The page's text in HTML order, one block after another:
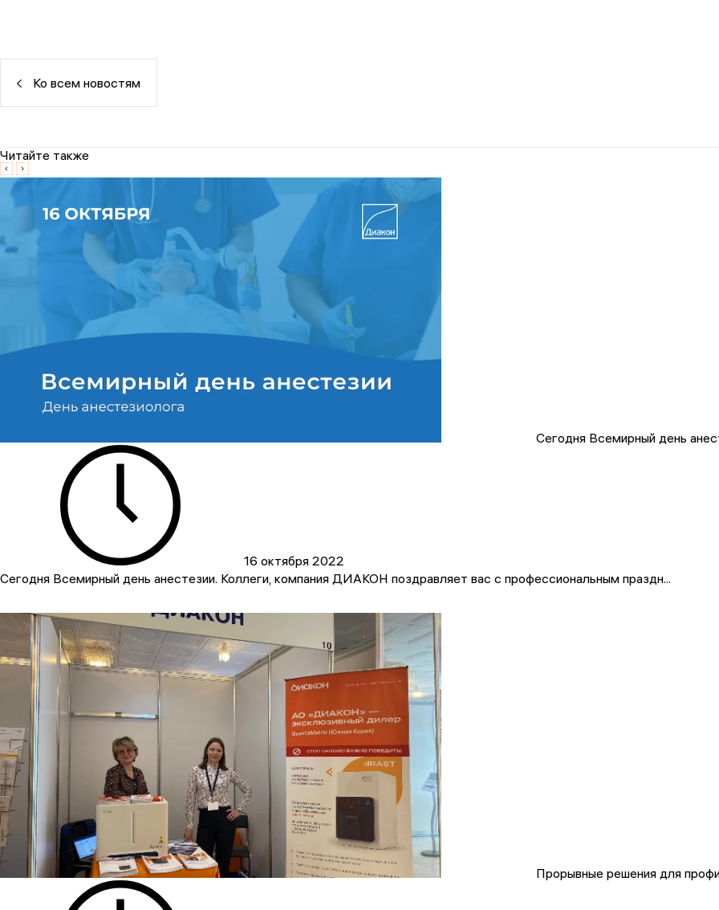
Ко всем новостям
Читайте также
Сегодня Всемирный день
16 октября 2022
Сегодня Всемирный день анестезии. Коллеги, компания ДИАКОН поздравляет вас с профессиональным праздн...
Прорывные решения для